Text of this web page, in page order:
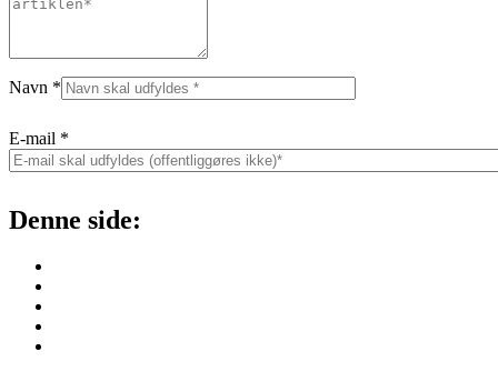
Navn *
E-mail *
Denne side: